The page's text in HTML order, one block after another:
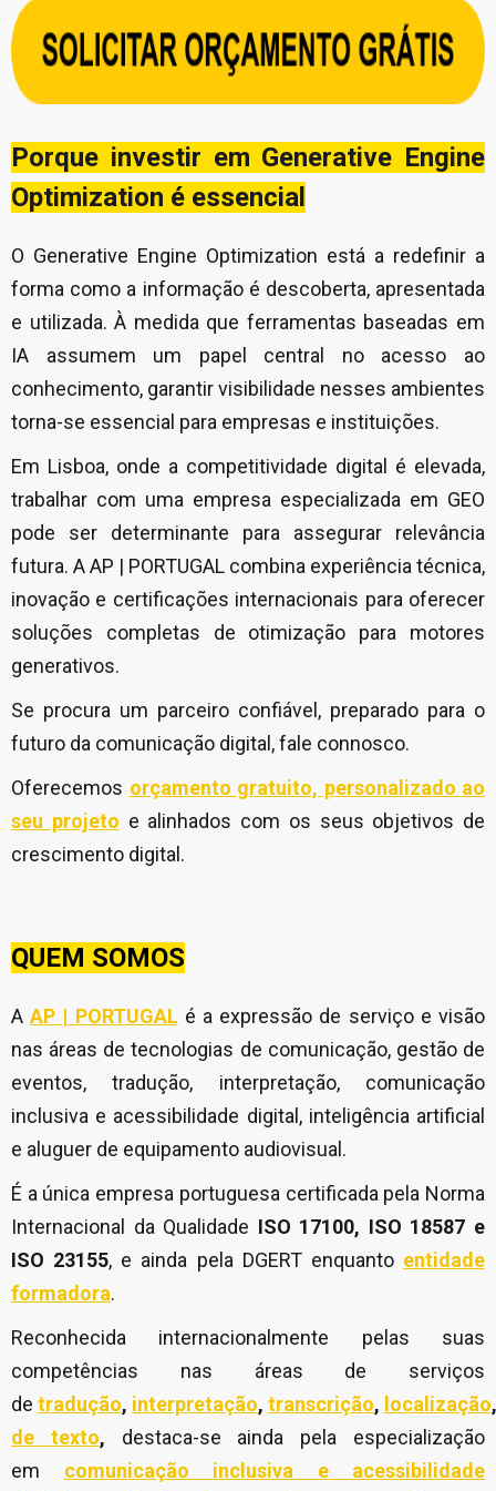
Porque investir em Generative Engine
Optimization é essencial
O Generative Engine Optimization está a redefinir a
forma como a informação é descoberta, apresentada
e utilizada. À medida que ferramentas baseadas em
IA assumem um papel central no acesso ao
conhecimento, garantir visibilidade nesses ambientes
torna-se essencial para empresas e instituições.
Em Lisboa, onde a competitividade digital é elevada,
trabalhar com uma empresa especializada em GEO
pode ser determinante para assegurar relevância
futura. A AP | PORTUGAL combina experiência técnica,
inovação e certificações internacionais para oferecer
soluções completas de otimização para motores
generativos.
Se procura um parceiro confiável, preparado para o
futuro da comunicação digital, fale connosco.
Oferecemos orçamento gratuito, personalizado ao
seu projeto e alinhados com os seus objetivos de
crescimento digital.
QUEM SOMOS
A AP | PORTUGAL é a expressão de serviço e visão
nas áreas de tecnologias de comunicação, gestão de
eventos, tradução, interpretação, comunicação
inclusiva e acessibilidade digital, inteligência artificial
e aluguer de equipamento audiovisual.
É a única empresa portuguesa certificada pela Norma
Internacional da Qualidade ISO 17100, ISO 18587 e
ISO 23155, e ainda pela DGERT enquanto entidade
formadora.
Reconhecida internacionalmente pelas suas
competências nas áreas de serviços
de tradução, interpretação, transcrição, localização,
de texto,
destaca-se ainda pela especialização
em
comunicação inclusiva e acessibilidade